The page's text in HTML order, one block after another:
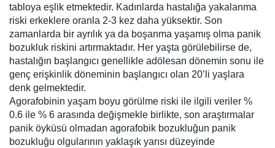
tabloya eşlik etmektedir. Kadınlarda hastalığa yakalanma
riski erkeklere oranla 2-3 kez daha yüksektir. Son
zamanlarda bir ayrılık ya da boşanma yaşamış olma panik
bozukluk riskini artırmaktadır. Her yaşta görülebilirse de,
hastalığın başlangıcı genellikle adölesan dönemin sonu ile
genç erişkinlik döneminin başlangıcı olan 20’li yaşlara
denk gelmektedir.
Agorafobinin yaşam boyu görülme riski ile ilgili veriler %
0.6 ile % 6 arasında değişmekle birlikte, son araştırmalar
panik öyküsü olmadan agorafobik bozukluğun panik
bozukluğu olgularının yaklaşık yarısı düzeyinde